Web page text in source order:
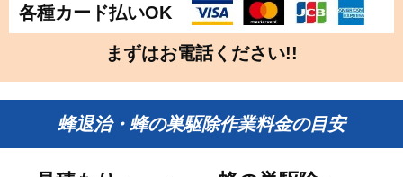
各種カード払いOK
まずはお電話ください!!
蜂退治・蜂の巣駆除作業料金の目安